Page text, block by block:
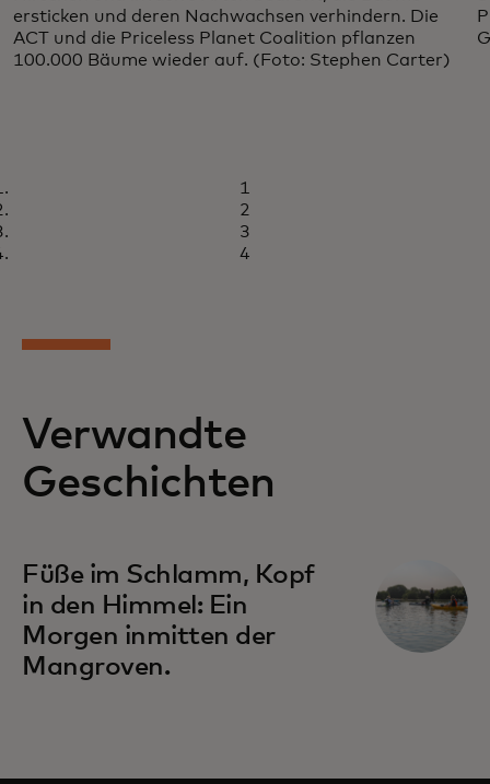
ersticken und deren Nachwachsen verhindern. Die
ACT und die Priceless Planet Coalition pflanzen
100.000 Bäume wieder auf. (Foto: Stephen Carter)
1
2
3
4
Verwandte
Geschichten
Füße im Schlamm, Kopf
in den Himmel: Ein
Morgen inmitten der
Mangroven.